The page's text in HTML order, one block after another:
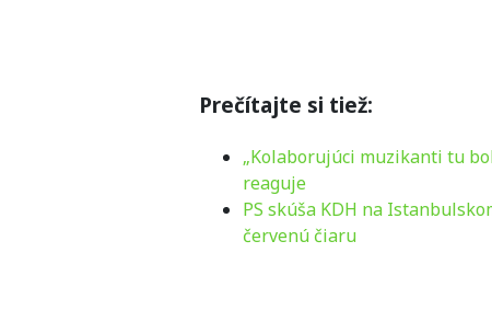
Prečítajte si tiež:
„Kolaborujúci muzikanti tu
reaguje
PS skúša KDH na
červenú čiaru